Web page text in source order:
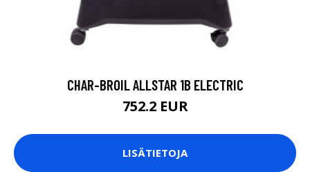
CHAR-BROIL ALLSTAR 1B ELECTRIC
752.2 EUR
LISÄTIETOJA